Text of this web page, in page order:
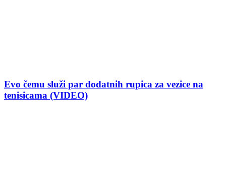
Evo čemu služi par dodatnih rupica za vezice na
tenisicama (VIDEO)